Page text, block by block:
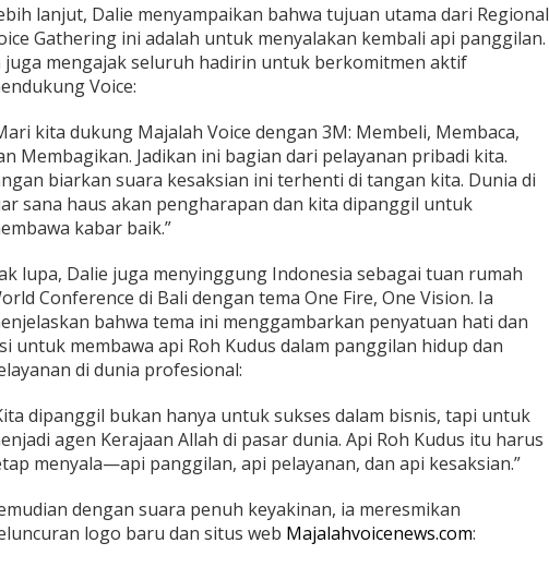
j
a
a
o
i
c
e
lanjut, Dalie menyampaikan bahwa tujuan utama dari Regional
Gathering ini adalah untuk menyalakan kembali api panggilan.
juga mengajak seluruh hadirin untuk berkomitmen aktif
Voice:
kita dukung Majalah Voice dengan 3M: Membeli, Membaca,
Membagikan. Jadikan ini bagian dari pelayanan pribadi kita.
biarkan suara kesaksian ini terhenti di tangan kita. Dunia di
sana haus akan pengharapan dan kita dipanggil untuk
kabar baik.”
lupa, Dalie juga menyinggung Indonesia sebagai tuan rumah
Conference di Bali dengan tema One Fire, One Vision. Ia
bahwa tema ini menggambarkan penyatuan hati dan
untuk membawa api Roh Kudus dalam panggilan hidup dan
di dunia profesional:
dipanggil bukan hanya untuk sukses dalam bisnis, tapi untuk
agen Kerajaan Allah di pasar dunia. Api Roh Kudus itu harus
menyala—api panggilan, api pelayanan, dan api kesaksian.”
dengan suara penuh keyakinan, ia meresmikan
logo baru dan situs web Majalahvoicenews.com: